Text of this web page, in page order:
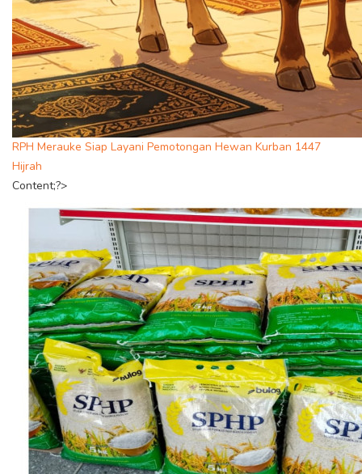
RPH Merauke Siap Layani Pemotongan Hewan Kurban 1447
Hijrah
Content;?>